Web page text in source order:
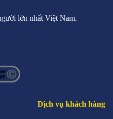
lớn nhất Việt Nam.
Dịch vụ khách hàng